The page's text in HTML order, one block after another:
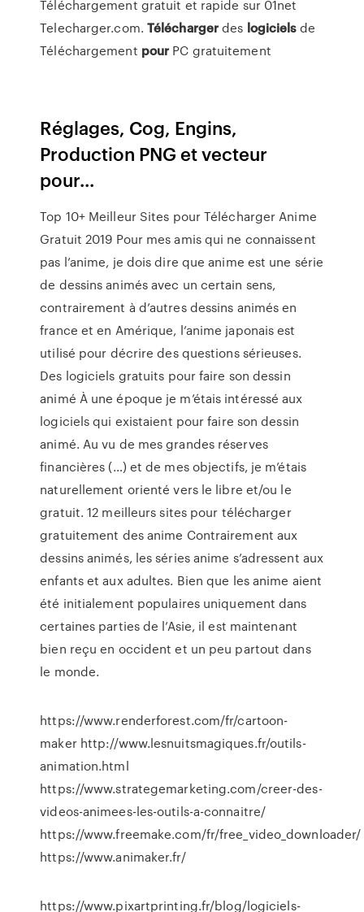
Téléchargement gratuit et rapide sur 01net
Telecharger.com. Téléchargerdes logicielsde
Téléchargement pour PC gratuitement
Réglages, Cog, Engins,
Production PNG et vecteur
pour...
Top 10+ Meilleur Sites pour Télécharger Anime
Gratuit 2019 Pour mes amis qui ne connaissent
pas l’anime, je dois dire que anime est une série
de dessins animés avec un certain sens,
contrairement à d’autres dessins animés en
france et en Amérique, l’anime japonais est
utilisé pour décrire des questions sérieuses.
Des logiciels gratuits pour faire son dessin
animé À une époque je m’étais intéressé aux
logiciels qui existaient pour faire son dessin
animé. Au vu de mes grandes réserves
financières (…) et de mes objectifs, je m’étais
naturellement orienté vers le libre et/ou le
gratuit. 12 meilleurs sites pour télécharger
gratuitement des anime Contrairement aux
dessins animés, les séries anime s’adressent aux
enfants et aux adultes. Bien que les anime aient
été initialement populaires uniquement dans
certaines parties de l’Asie, il est maintenant
bien reçu en occident et un peu partout dans
le monde.
https://www.renderforest.com/fr/cartoon-
maker http://www.lesnuitsmagiques.fr/outils-
animation.html
https://www.strategemarketing.com/creer-des-
videos-animees-les-outils-a-connaitre/
https://www.freemake.com/fr/free_video_downloader/
https://www.animaker.fr/
https://www.pixartprinting.fr/blog/logiciels-